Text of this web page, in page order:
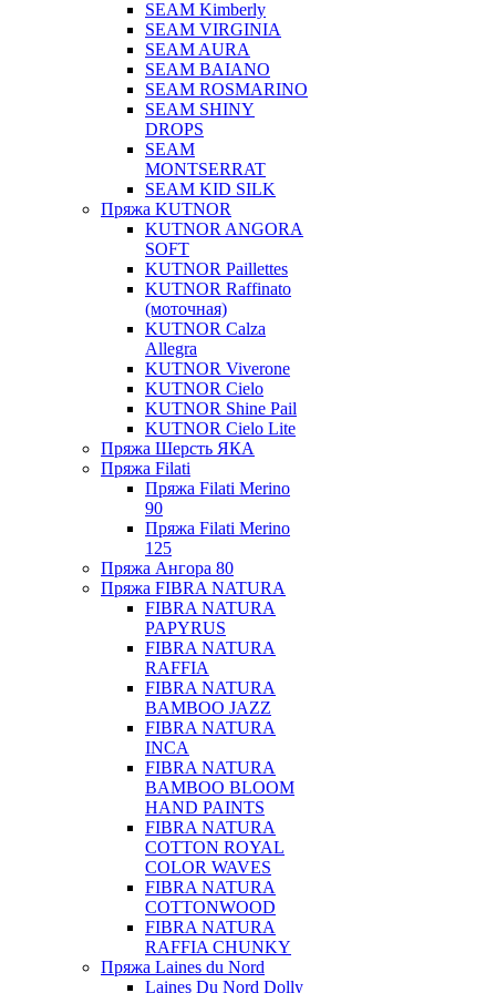
SEAM Kimberly
SEAM VIRGINIA
SEAM AURA
SEAM BAIANO
SEAM ROSMARINO
SEAM SHINY
DROPS
SEAM
MONTSERRAT
SEAM KID SILK
Пряжа KUTNOR
KUTNOR ANGORA
SOFT
KUTNOR Paillettes
KUTNOR Raffinato
(моточная)
KUTNOR Calza
Allegra
KUTNOR Viverone
KUTNOR Cielo
KUTNOR Shine Pail
KUTNOR Cielo Lite
Пряжа Шерсть ЯКА
Пряжа Filati
Пряжа Filati Merino
90
Пряжа Filati Merino
125
Пряжа Ангора 80
Пряжа FIBRA NATURA
FIBRA NATURA
PAPYRUS
FIBRA NATURA
RAFFIA
FIBRA NATURA
BAMBOO JAZZ
FIBRA NATURA
INCA
FIBRA NATURA
BAMBOO BLOOM
HAND PAINTS
FIBRA NATURA
COTTON ROYAL
COLOR WAVES
FIBRA NATURA
COTTONWOOD
FIBRA NATURA
RAFFIA CHUNKY
Пряжа Laines du Nord
Laines Du Nord Dolly